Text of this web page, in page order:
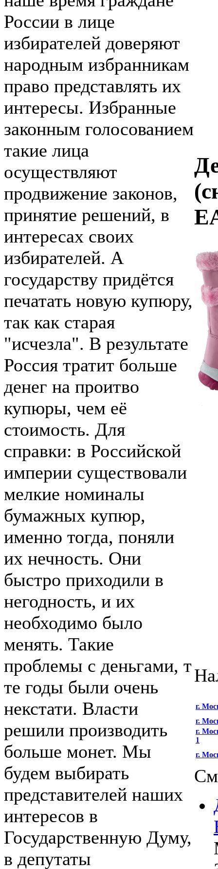
России в лице
избирателей доверяют
народным избранникам
право представлять их
интересы. Избранные
законным голосованием
такие лица
осуществляют
продвижение законов,
принятие решений, в
интересах своих
избирателей. А
государству придётся
печатать новую купюру,
так как старая
"исчезла". В результате
Россия тратит больше
денег на проитво
купюры, чем её
стоимость. Для
справки: в Российской
империи существовали
мелкие номиналы
бумажных купюр,
именно тогда, поняли
их нечность. Они
быстро приходили в
негодность, и их
необходимо было
менять. Такие
проблемы с деньгами, т
те годы были очень
некстати. Власти
решили производить
больше монет. Мы
будем выбирать
представителей наших
интересов в
Государственную Думу,
в депутаты
г.
г.
г.
1
г.